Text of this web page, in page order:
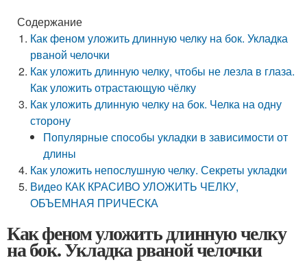
Содержание
Как феном уложить длинную челку на бок. Укладка
рваной челочки
Как уложить длинную челку, чтобы не лезла в глаза.
Как уложить отрастающую чёлку
Как уложить длинную челку на бок. Челка на одну
сторону
Популярные способы укладки в зависимости от
длины
Как уложить непослушную челку. Секреты укладки
Видео КАК КРАСИВО УЛОЖИТЬ ЧЕЛКУ,
ОБЪЕМНАЯ ПРИЧЕСКА
Как феном уложить длинную челку
на бок. Укладка рваной челочки